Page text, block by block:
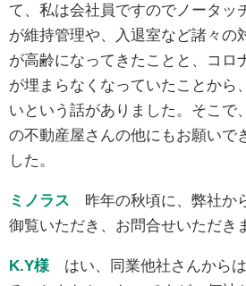
て、私は会社員ですのでノータッ
が維持管理や、入退室など諸々の
が高齢になってきたことと、コロ
が埋まらなくなっていたことから
いという話がありました。そこで
の不動産屋さんの他にもお願いで
した。
ミノラス 昨年の秋頃に、弊社か
御覧いただき、お問合せいただき
K.Y様 はい、同業他社さんから